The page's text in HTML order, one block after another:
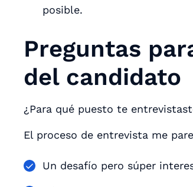
posible.
Preguntas
del candidato
¿Para qué puesto te
El proceso de entrevista me
Un desafío pero súper